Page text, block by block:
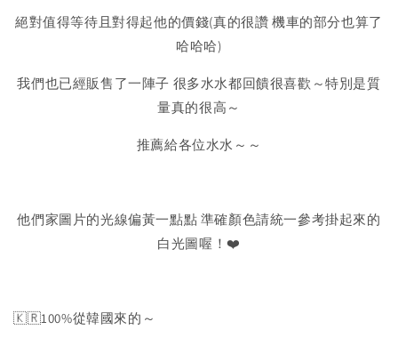
絕對值得等待且對得起他的價錢(真的很讚 機車的部分也算了
哈哈哈)
我們也已經販售了一陣子 很多水水都回饋很喜歡～特別是質
量真的很高～
推薦給各位水水～～
他們家圖片的光線偏黃一點點 準確顏色請統一參考掛起來的
白光圖喔！❤️
🇰🇷100%從韓國來的～